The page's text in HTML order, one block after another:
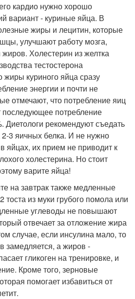
кардио нужно хорошо
вариант - куриные яйца. В
жиры и лецитин, которые
улучшают работу мозга,
Холестерин из желтка
тестостерона
жиры куриного яйца сразу
энергии и почти не
отмечают, что потребление яиц
последующее потребление
Диетологи рекомендуют съедать
3 яичных белка. И не нужно
яйцах, их прием не приводит к
холестерина. Но стоит
варите яйца!
на завтрак также медленные
из муки грубого помола или
углеводы не повышают
отвечает за отложение жира
случае, если инсулина мало, то
замедляется, а жиров -
гликоген на тренировке, и
Кроме того, зерновые
помогает избавиться от